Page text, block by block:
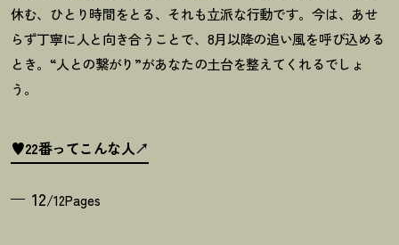
休む、ひとり時間をとる、それも立派な行動です。今は、あせ
らず丁寧に人と向き合うことで、 8月以降の追い風を呼び込める
とき。“人との繋がり ”があなたの土台を整えてくれるでしょ
う。
♥22番ってこんな人
12/12Pages